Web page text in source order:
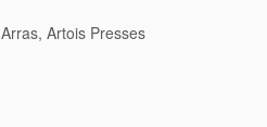
Artois Presses